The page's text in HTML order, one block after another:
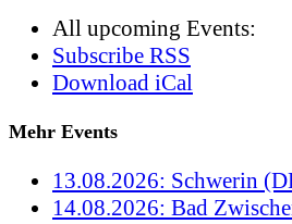
All upcoming Events:
Subscribe RSS
Download iCal
Mehr Events
13.08.2026: Schwerin
14.08.2026: Bad